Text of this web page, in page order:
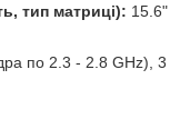
тип матриці): 15.6"
по 2.3 - 2.8 GHz), 3